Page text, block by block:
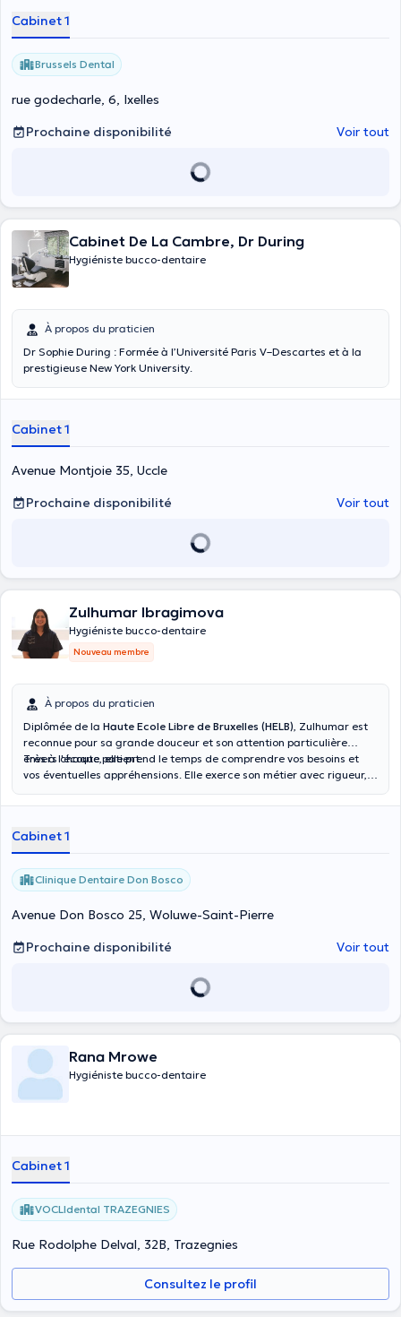
aider à maintenir des dents et des gencives en bonne santé tout en
vous apportant des explications claires pour améliorer votre routine
quotidienne qu'il s'agisse d'adultes ou d'enfants.
Cabinet 1
Brussels Dental
rue godecharle, 6, Ixelles
Prochaine disponibilité
Voir tout
Cabinet De La Cambre, Dr During
Hygiéniste bucco-dentaire
À propos du praticien
Dr Sophie During : Formée à l’Université Paris V–Descartes et à la
prestigieuse New York University.
Cabinet 1
Avenue Montjoie 35, Uccle
Prochaine disponibilité
Voir tout
Zulhumar Ibragimova
Hygiéniste bucco-dentaire
Nouveau membre
À propos du praticien
Diplômée de la Haute Ecole Libre de Bruxelles (HELB), Zulhumar est
reconnue pour sa grande douceur et son attention particulière
envers chaque patient.
Très à l'écoute, elle prend le temps de comprendre vos besoins et
vos éventuelles appréhensions. Elle exerce son métier avec rigueur,
de haute qualité dans un climat de confiance.
Cabinet 1
Clinique Dentaire Don Bosco
Avenue Don Bosco 25, Woluwe-Saint-Pierre
Prochaine disponibilité
Voir tout
Rana Mrowe
Hygiéniste bucco-dentaire
Cabinet 1
VOCLIdental TRAZEGNIES
Rue Rodolphe Delval, 32B, Trazegnies
Consultez le profil